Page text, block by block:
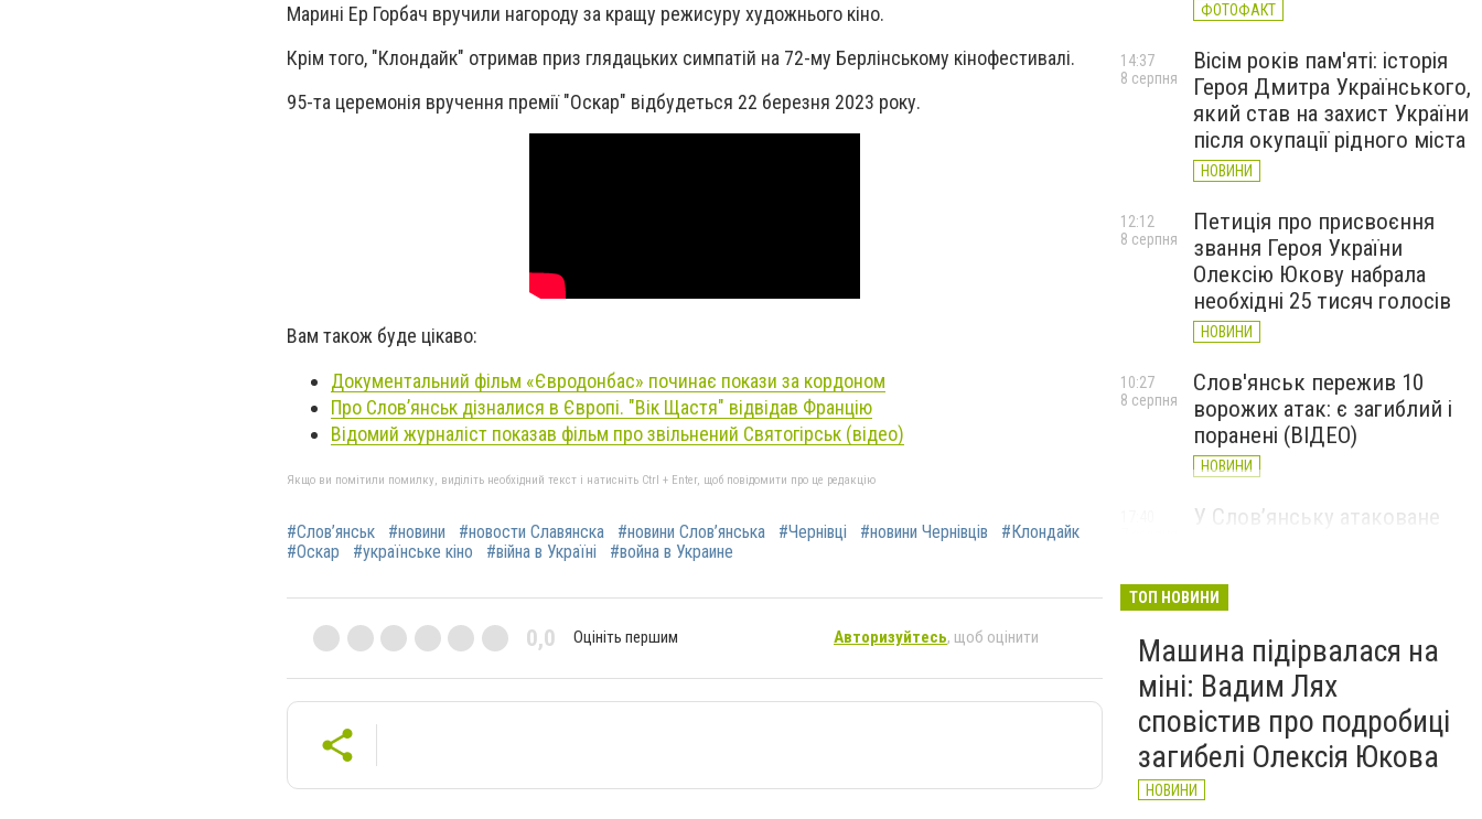
Марині Ер Горбач вручили нагороду за кращу режисуру художнього кіно.
Крім того, "Клондайк" отримав приз глядацьких симпатій на 72-му Берлінському кінофестивалі.
95-та церемонія вручення премії "Оскар" відбудеться 22 березня 2023 року.
Вам також буде цікаво:
Документальний фільм «Євродонбас» починає покази за кордоном
Про Слов’янськ дізналися в Європі. "Вік Щастя" відвідав Францію
Відомий журналіст показав фільм про звільнений Святогірськ (відео)
Якщо ви помітили помилку, виділіть необхідний текст і натисніть Ctrl + Enter, щоб повідомити про це редакцію
#Слов’янськ #новини #новости Славянска #новини Слов’янська #Чернівці #новини Чернівців
#Клондайк
#Оскар
#українське кіно #війна в Україні #война в Украине
0,0 Оцініть першим Авторизуйтесь, щоб оцінити
ФОТОФАКТ
Вісім років пам'яті: історія
Героя Дмитра Українського,
який став на захист України
після окупації рідного міста
НОВИНИ
14:37
8 серпня
Петиція про присвоєння
звання Героя України
Олексію Юкову набрала
необхідні 25 тисяч голосів
НОВИНИ
12:12
8 серпня
Слов'янськ пережив 10
ворожих атак: є загиблий і
поранені (ВІДЕО)
НОВИНИ
10:27
8 серпня
У Слов’янську атаковане
НОВИНИ
ТОП НОВИНИ
Машина підірвалася на
міні: Вадим Лях
сповістив про подробиці
загибелі Олексія Юкова
НОВИНИ